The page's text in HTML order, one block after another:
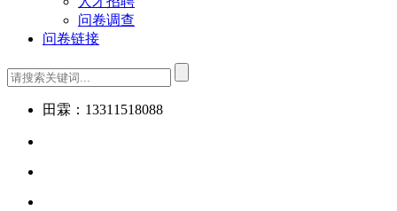
问卷调查
问卷链接
田霖：13311518088